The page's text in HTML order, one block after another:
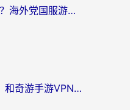
英国怎么玩叫我大掌柜？海外党国服游戏加速避坑指南（附实测推荐）
ChickCN VPN好用吗？和奇游手游VPN对比哪个回国效果更好？海外党亲测实用指南